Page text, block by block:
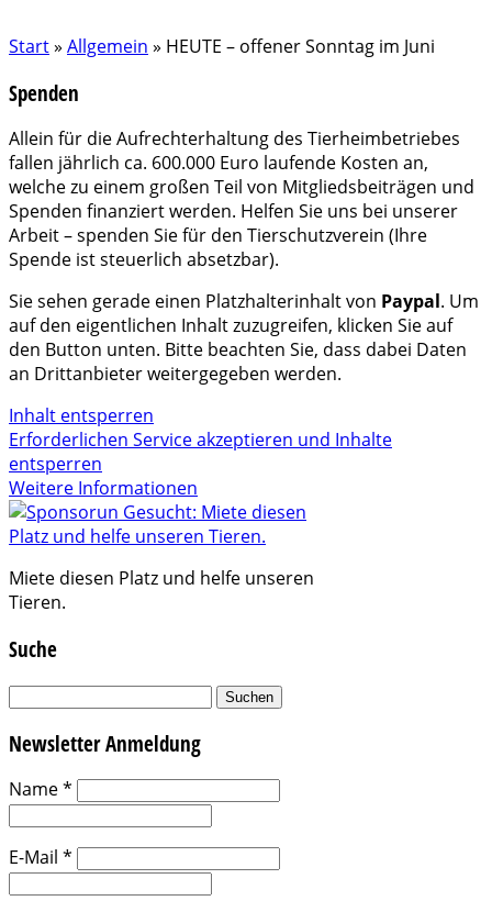
Start» Allgemein » HEUTE – offener Sonntag im Juni
Spenden
Allein für die Aufrechterhaltung des Tierheimbetriebes
fallen jährlich ca. 600.000 Euro laufende Kosten an,
welche zu einem großen Teil von Mitgliedsbeiträgen und
Spenden finanziert werden. Helfen Sie uns bei unserer
Arbeit – spenden Sie für den Tierschutzverein (Ihre
Spende ist steuerlich absetzbar).
Sie sehen gerade einen Platzhalterinhalt von Paypal. Um
auf den eigentlichen Inhalt zuzugreifen, klicken Sie auf
den Button unten. Bitte beachten Sie, dass dabei Daten
an Drittanbieter weitergegeben werden.
Inhalt entsperren
Erforderlichen Service akzeptieren und Inhalte
entsperren
Weitere Informationen
Miete diesen Platz und helfe unseren
Tieren.
Suche
Suchen
Newsletter Anmeldung
Name*
E-Mail *